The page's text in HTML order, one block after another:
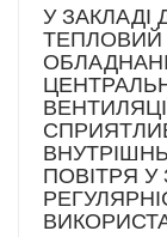
У
ПОВІТРЯ